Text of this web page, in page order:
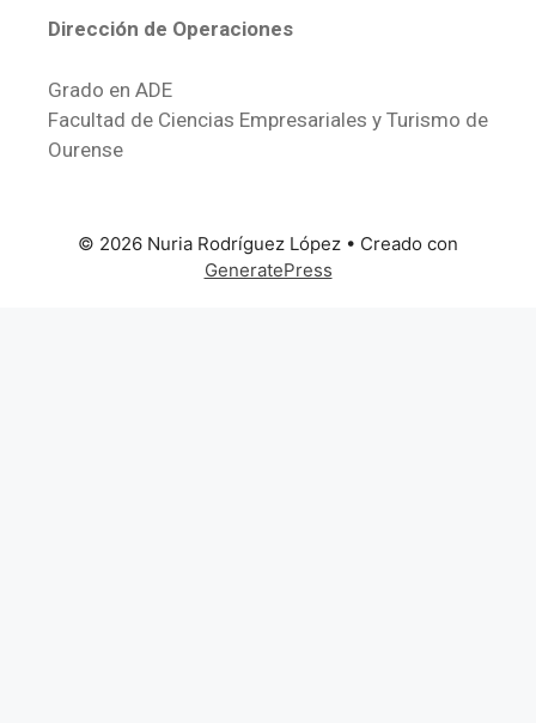
Dirección de Operaciones
Grado en ADE
Facultad de Ciencias Empresariales y Turismo de
Ourense
© 2026 Nuria Rodríguez López • Creado con
GeneratePress